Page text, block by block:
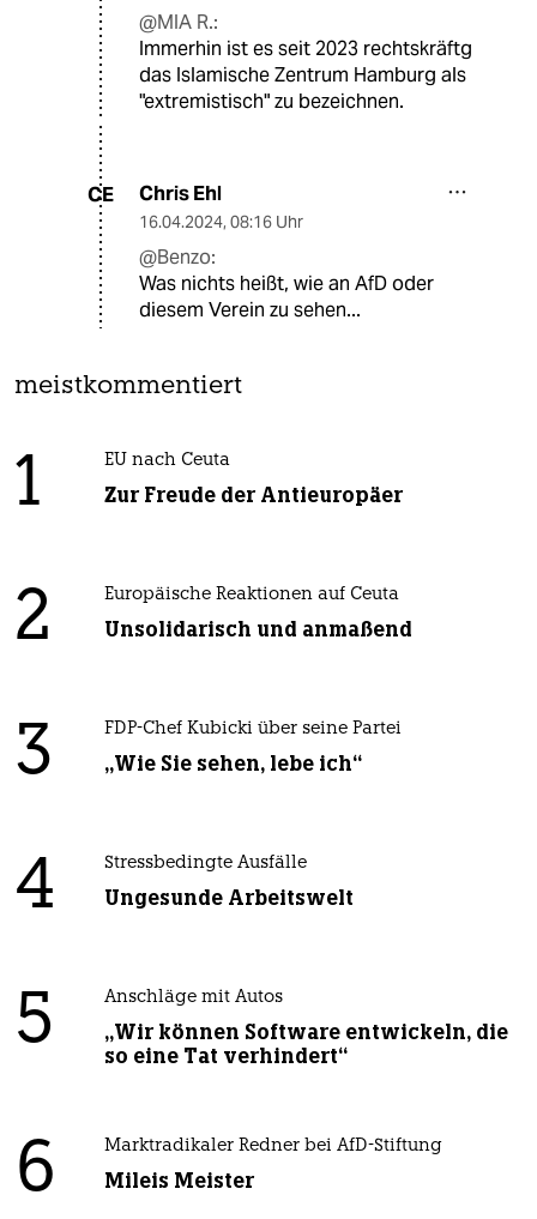
@MIA R.:
Immerhin ist es seit 2023 rechtskräftg
das Islamische Zentrum Hamburg als
"extremistisch" zu bezeichnen.
CE Chris Ehl
16.04.2024, 08:16 Uhr
@Benzo:
Was nichts heißt, wie an AfD oder
diesem Verein zu sehen...
meistkommentiert
1 EU nach Ceuta
Zur Freude der Antieuropäer
2 Europäische Reaktionen auf Ceuta
Unsolidarisch und anmaßend
3 FDP-Chef Kubicki über seine Partei
„Wie Sie sehen, lebe ich“
4 Stressbedingte Ausfälle
Ungesunde Arbeitswelt
5 Anschläge mit Autos
„Wir können Software entwickeln, die
so eine Tat verhindert“
6 Marktradikaler Redner bei AfD-Stiftung
Mileis Meister